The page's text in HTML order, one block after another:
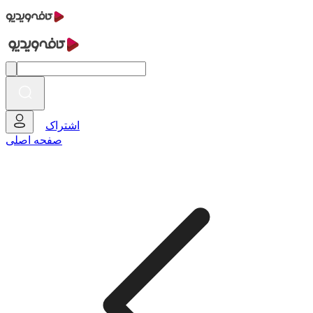
اشتراک
صفحه اصلی